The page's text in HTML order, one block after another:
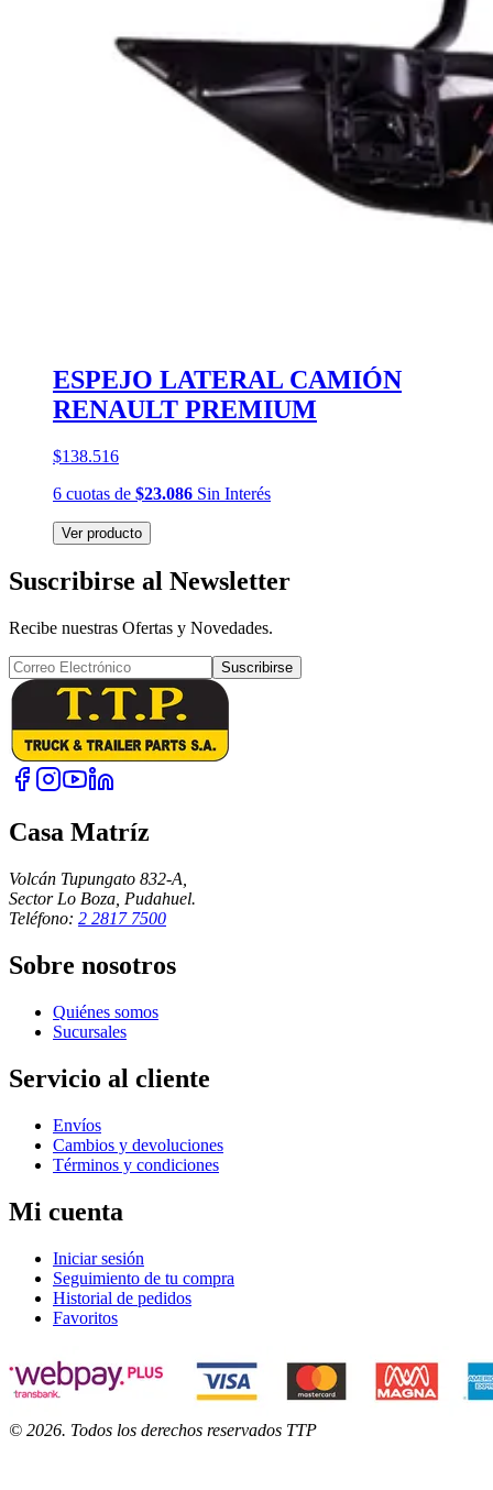
ESPEJO LATERAL CAMIÓN
RENAULT PREMIUM
$138.516
6 cuotas de $23.086 Sin Interés
Ver producto
Suscribirse al Newsletter
Recibe nuestras Ofertas y Novedades.
Suscribirse
Casa Matríz
Volcán Tupungato 832-A,
Sector Lo Boza, Pudahuel.
Teléfono: 2 2817 7500
Sobre nosotros
Quiénes somos
Sucursales
Servicio al cliente
Envíos
Cambios y devoluciones
Términos y condiciones
Mi cuenta
Iniciar sesión
Seguimiento de tu compra
Historial de pedidos
Favoritos
© 2026. Todos los derechos reservados TTP